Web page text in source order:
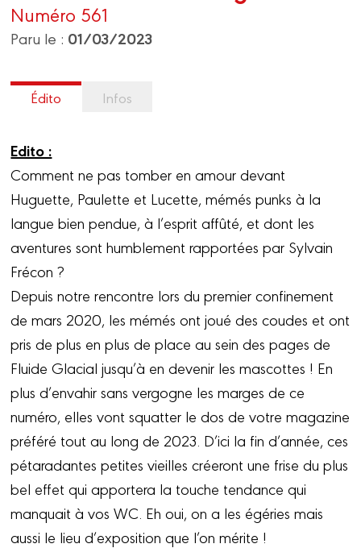
Numéro 561
Paru le : 01/03/2023
Édito Infos
Edito :
Comment ne pas tomber en amour devant
Huguette, Paulette et Lucette, mémés punks à la
langue bien pendue, à l’esprit affûté, et dont les
aventures sont humblement rapportées par Sylvain
Frécon ?
Depuis notre rencontre lors du premier confinement
de mars 2020, les mémés ont joué des coudes et ont
pris de plus en plus de place au sein des pages de
Fluide Glacial jusqu’à en devenir les mascottes ! En
plus d’envahir sans vergogne les marges de ce
numéro, elles vont squatter le dos de votre magazine
préféré tout au long de 2023. D’ici la fin d’année, ces
pétaradantes petites vieilles créeront une frise du plus
bel effet qui apportera la touche tendance qui
manquait à vos WC. Eh oui, on a les égéries mais
aussi le lieu d’exposition que l’on mérite !